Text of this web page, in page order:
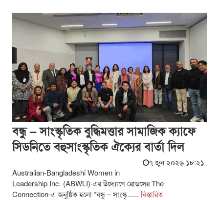
বন্ধু – সাংস্কৃতিক বুদ্ধিমত্তার সামাজিক ক্যাফে
সিডনিতে বহুসাংস্কৃতিক ঐক্যের বার্তা দিল
৭ জুন ২০২৬ ১৮:২১
Australian‑Bangladeshi Women in
Leadership Inc. (ABWLI)‑এর উদ্যোগে রোডসের The
Connection‑এ অনুষ্ঠিত হলো “বন্ধু – সাংস্কৃ......বিস্তারিত